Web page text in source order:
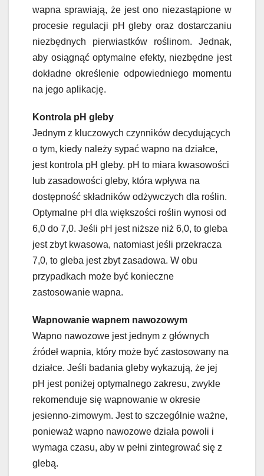
wapna sprawiają, że jest ono niezastąpione w
procesie regulacji pH gleby oraz dostarczaniu
niezbędnych pierwiastków roślinom. Jednak,
aby osiągnąć optymalne efekty, niezbędne jest
dokładne określenie odpowiedniego momentu
na jego aplikację.
Kontrola pH gleby
Jednym z kluczowych czynników decydujących
o tym, kiedy należy sypać wapno na działce,
jest kontrola pH gleby. pH to miara kwasowości
lub zasadowości gleby, która wpływa na
dostępność składników odżywczych dla roślin.
Optymalne pH dla większości roślin wynosi od
6,0 do 7,0. Jeśli pH jest niższe niż 6,0, to gleba
jest zbyt kwasowa, natomiast jeśli przekracza
7,0, to gleba jest zbyt zasadowa. W obu
przypadkach może być konieczne
zastosowanie wapna.
Wapnowanie wapnem nawozowym
Wapno nawozowe jest jednym z głównych
źródeł wapnia, który może być zastosowany na
działce. Jeśli badania gleby wykazują, że jej
pH jest poniżej optymalnego zakresu, zwykle
rekomenduje się wapnowanie w okresie
jesienno-zimowym. Jest to szczególnie ważne,
ponieważ wapno nawozowe działa powoli i
wymaga czasu, aby w pełni zintegrować się z
glebą.